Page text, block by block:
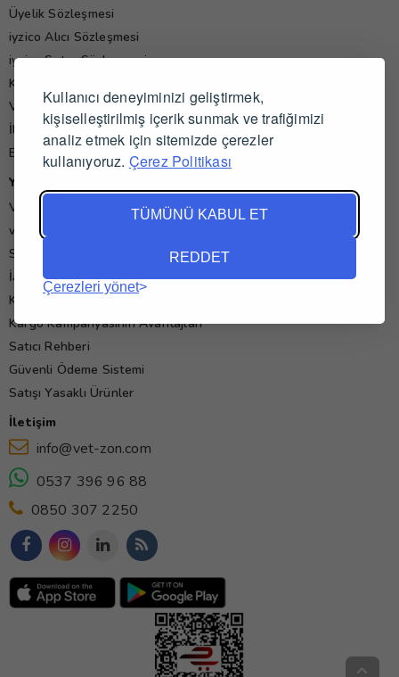
Kullanıcı deneyiminizi geliştirmek,
kişiselleştirilmiş içerik sunmak ve trafiğimizi
analiz etmek için sitemizde çerezler
kullanıyoruz. Çerez Politikası
TÜMÜNÜ KABUL ET
REDDET
Çerezleri yönet
Üyelik Sözleşmesi
iyzico Alıcı Sözleşmesi
iyzico Satıcı Sözleşmesi
Kişisel Verilerin Korunması Politikası
Veteriner Hekim Yorumları
İletişim
Blog
Yardım
Veteriner İş İlanları
vet-zon'da Alışveriş ve Satış
Sık Sorulan Sorular
İade ve İptal Koşulları
Kullanım Koşulları
Kargo Kampanyasının Avantajları
Satıcı Rehberi
Güvenli Ödeme Sistemi
Satışı Yasaklı Ürünler
İletişim
info@vet-zon.com
0537 396 96 88
0850 307 2250